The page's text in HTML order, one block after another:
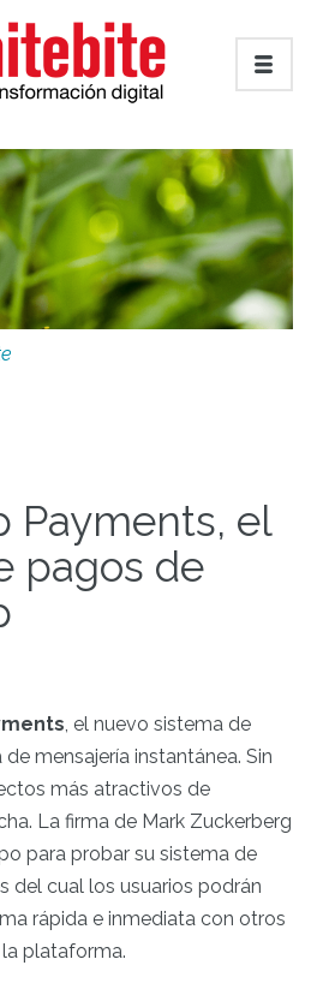
Payments, el
pagos de
, el nuevo sistema de
mensajería instantánea. Sin
más atractivos de
La firma de Mark Zuckerberg
para probar su sistema de
del cual los usuarios podrán
rápida e inmediata con otros
plataforma.